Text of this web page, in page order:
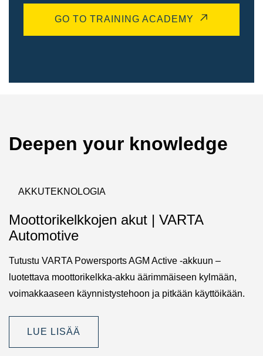
GO TO TRAINING ACADEMY
Deepen your knowledge
AKKUTEKNOLOGIA
Moottorikelkkojen akut | VARTA
Automotive
Tutustu VARTA Powersports AGM Active -akkuun –
luotettava moottorikelkka-akku äärimmäiseen kylmään,
voimakkaaseen käynnistystehoon ja pitkään käyttöikään.
LUE LISÄÄ